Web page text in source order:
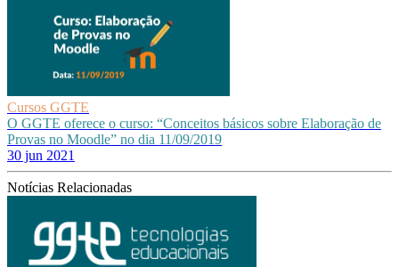
Cursos GGTE
O GGTE oferece o curso: “Conceitos básicos sobre Elaboração de
Provas no Moodle” no dia 11/09/2019
30 jun 2021
Notícias Relacionadas